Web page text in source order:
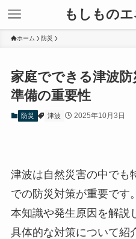
もしもの
ホーム 防災
家庭でできる津波
準備の重要性
防災 津波 2025年10月3日
津波は自然災害の中でも
での防災対策が重要です
本知識や発生原因を解説
具体的な対策について紹